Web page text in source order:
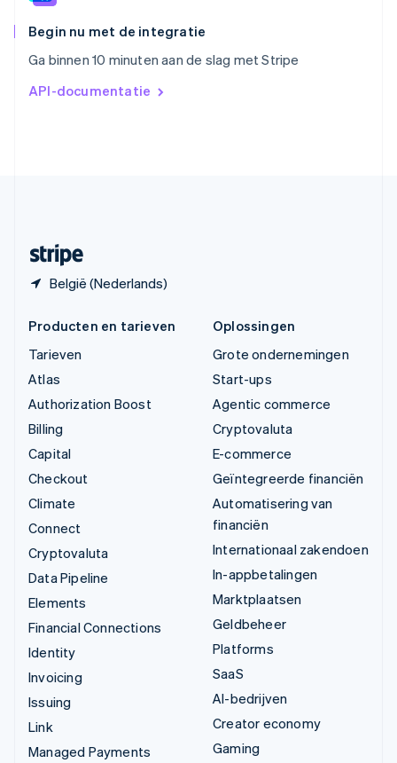
Begin nu met de integratie
Ga binnen 10 minuten aan de slag met Stripe
API-documentatie
België (Nederlands)
Tsjechië
English
简体中文English
English
Producten en tarieven
Tarieven
Atlas
Authorization Boost
Billing
Capital
Checkout
Climate
Connect
Cryptovaluta
Data Pipeline
Elements
Financial Connections
Identity
Invoicing
Issuing
Link
Managed Payments
Oplossingen
Grote ondernemingen
Start-ups
Agentic commerce
Cryptovaluta
E-commerce
Geïntegreerde financiën
Automatisering van
financiën
Internationaal zakendoen
In-appbetalingen
Marktplaatsen
Geldbeheer
Platforms
SaaS
AI-bedrijven
Creator economy
Gaming